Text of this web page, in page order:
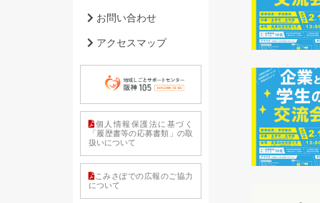
お問い合わせ
アクセスマップ
個人情報保護法に基づく
「履歴書等の応募書類」の取
扱いについて
こみさぽでの広報のご協力
について